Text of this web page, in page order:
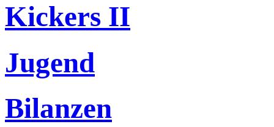
Kickers II
Jugend
Bilanzen